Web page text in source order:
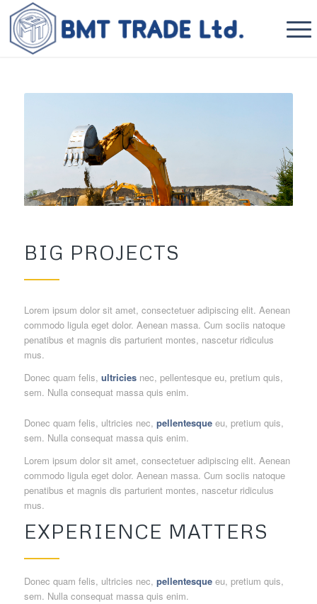
BIG PROJECTS
Lorem ipsum dolor sit amet, consectetuer adipiscing elit. Aenean
commodo ligula eget dolor. Aenean massa. Cum sociis natoque
penatibus et magnis dis parturient montes, nascetur ridiculus
mus.
Donec quam felis, ultriciesnec, pellentesque eu, pretium quis,
sem. Nulla consequat massa quis enim.
Donec quam felis, ultricies nec, pellentesqueeu, pretium quis,
sem. Nulla consequat massa quis enim.
Lorem ipsum dolor sit amet, consectetuer adipiscing elit. Aenean
commodo ligula eget dolor. Aenean massa. Cum sociis natoque
penatibus et magnis dis parturient montes, nascetur ridiculus
mus.
EXPERIENCE MATTERS
Donec quam felis, ultricies nec, pellentesqueeu, pretium quis,
sem. Nulla consequat massa quis enim.